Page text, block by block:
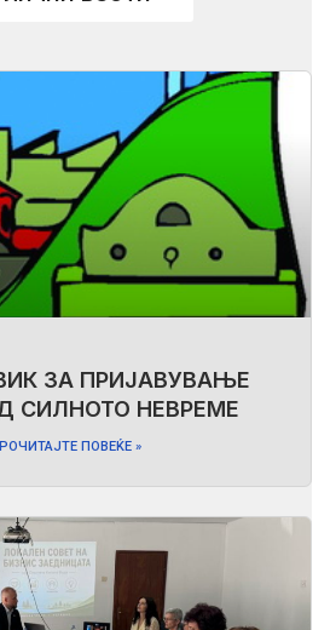
ЗА ПРИЈАВУВАЊЕ
СИЛНОТО НЕВРЕМЕ
ПОВЕЌЕ »